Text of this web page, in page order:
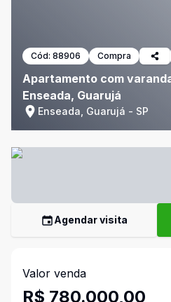
Cód: 88906 Compra
Apartamento com
Enseada, Guarujá
Enseada, Guarujá - SP
Agendar visita
Valor venda
R$ 780.000,00